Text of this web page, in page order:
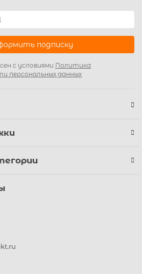
подписку
с условиями Политика
персональных данных